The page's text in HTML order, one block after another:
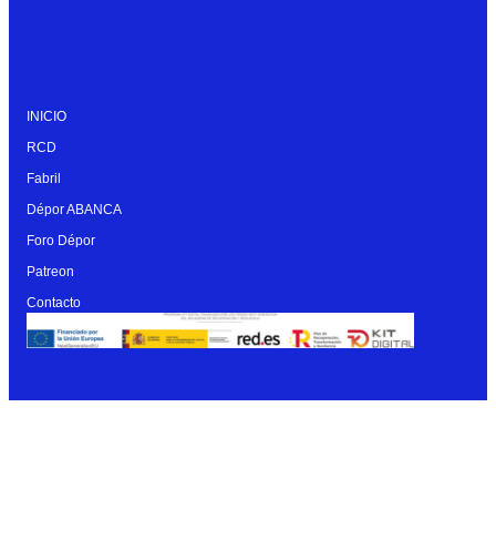
INICIO
RCD
Fabril
Dépor ABANCA
Foro Dépor
Patreon
Contacto